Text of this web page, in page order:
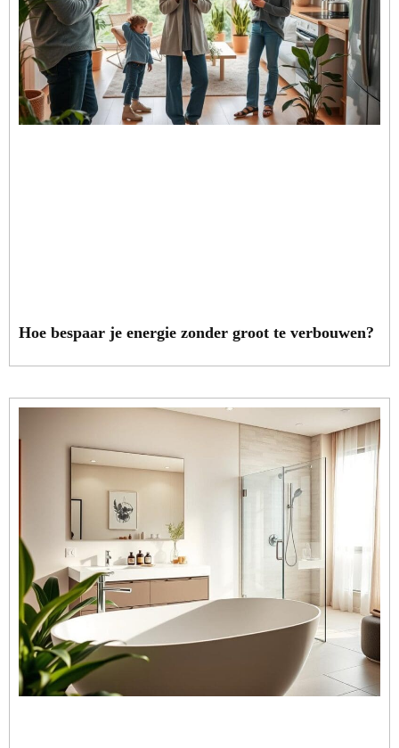
Hoe bespaar je energie zonder groot te verbouwen?